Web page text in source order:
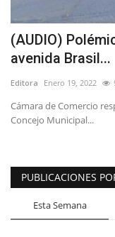
(AUDIO)
avenida Brasil...
Editora Enero 19, 2022
Cámara de Comercio
Concejo Municipal...
PUBLICACIONES
Esta Semana